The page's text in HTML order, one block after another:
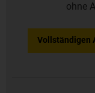
ohne
Vollständigen